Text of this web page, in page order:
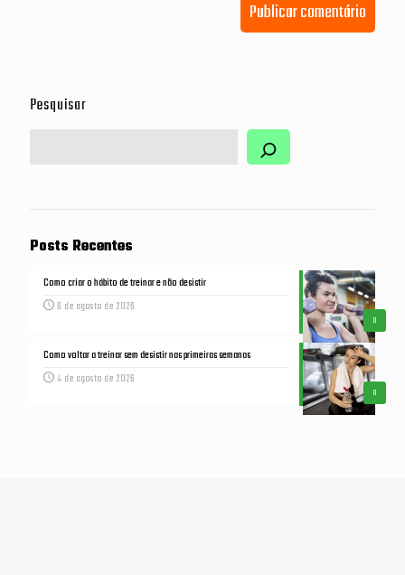
Pesquisar
Posts Recentes
0
Como criar o hábito de treinar e não desistir
6 de agosto de 2026
0
Como voltar a treinar sem desistir nas primeiras semanas
4 de agosto de 2026